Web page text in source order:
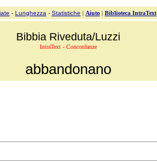
- Lunghezza - Statistiche | Aiuto | Biblioteca IntraText
Bibbia Riveduta/Luzzi
IntraText - Concordanze
abbandonano